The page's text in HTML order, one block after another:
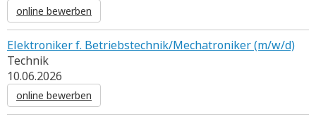
online bewerben
Elektroniker f. Betriebstechnik/Mechatroniker (m/w/d)
Technik
10.06.2026
online bewerben